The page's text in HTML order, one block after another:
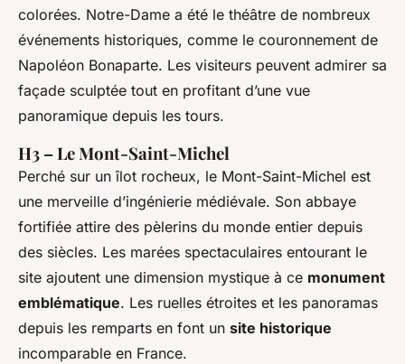
colorées. Notre-Dame a été le théâtre de nombreux
événements historiques, comme le couronnement de
Napoléon Bonaparte. Les visiteurs peuvent admirer sa
façade sculptée tout en profitant d’une vue
panoramique depuis les tours.
H3 – Le Mont-Saint-Michel
Perché sur un îlot rocheux, le Mont-Saint-Michel est
une merveille d’ingénierie médiévale. Son abbaye
fortifiée attire des pèlerins du monde entier depuis
des siècles. Les marées spectaculaires entourant le
site ajoutent une dimension mystique à ce monument
emblématique. Les ruelles étroites et les panoramas
depuis les remparts en font un site historique
incomparable en France.